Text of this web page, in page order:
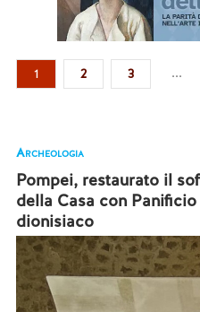
1 2 3 ...
Archeologia
Pompei, restaurato il
della Casa con
dionisiaco